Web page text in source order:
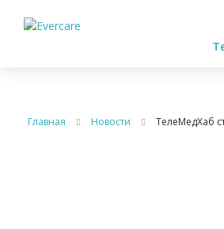
Главная Новости ТелеМедХаб